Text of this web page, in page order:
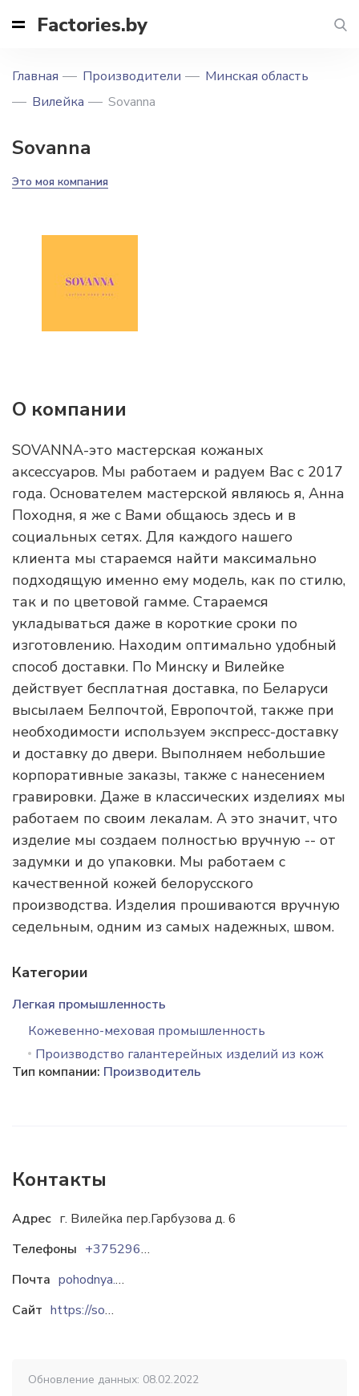
Factories.by
Главная Производители
Минская область
Вилейка
Sovanna
Sovanna
Это моя компания
О компании
SOVANNA-это мастерская кожаных
аксессуаров. Мы работаем и радуем Вас с 2017
года. Основателем мастерской являюсь я, Анна
Походня, я же с Вами общаюсь здесь и в
социальных сетях. Для каждого нашего
клиента мы стараемся найти максимально
подходящую именно ему модель, как по стилю,
так и по цветовой гамме. Стараемся
укладываться даже в короткие сроки по
изготовлению. Находим оптимально удобный
способ доставки. По Минску и Вилейке
действует бесплатная доставка, по Беларуси
высылаем Белпочтой, Европочтой, также при
необходимости используем экспресс-доставку
и доставку до двери. Выполняем небольшие
корпоративные заказы, также с нанесением
гравировки. Даже в классических изделиях мы
работаем по своим лекалам. А это значит, что
изделие мы создаем полностью вручную -- от
задумки и до упаковки. Мы работаем с
качественной кожей белорусского
производства. Изделия прошиваются вручную
седельным, одним из самых надежных, швом.
Категории
Легкая промышленность
Кожевенно-меховая промышленность
Производство галантерейных изделий из кож
Тип компании: Производитель
Контакты
Адрес г. Вилейка пер.Гарбузова д. 6
Телефоны
+375296391313
Почта
pohodnya.anna@mail.ru
Сайт
https://sovanna.by
Обновление данных: 08.02.2022